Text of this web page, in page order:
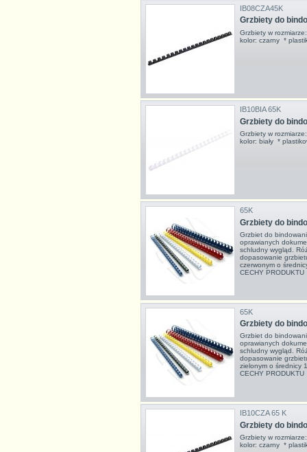
IB08CZA45K
Grzbiety do
Grzbiety w
kolor: czarny *
IB10BIA 65K
Grzbiety do
Grzbiety w
kolor: biały *
65K
Grzbiety do
Grzbiet do
oprawianych
schludny wygląd.
dopasowanie
czerwonym o
CECHY
65K
Grzbiety do
Grzbiet do
oprawianych
schludny wygląd.
dopasowanie
zielonym o średnicy
CECHY
IB10CZA 65 K
Grzbiety do
Grzbiety w
kolor: czarny *